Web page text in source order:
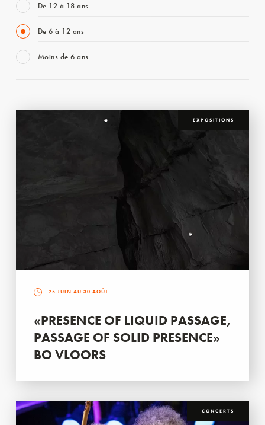
De 12 à 18 ans
De 6 à 12 ans
Moins de 6 ans
EXPOSITIONS
25 JUIN AU 30 AOÛT
«PRESENCE OF LIQUID PASSAGE,
PASSAGE OF SOLID PRESENCE»
BO VLOORS
CONCERTS